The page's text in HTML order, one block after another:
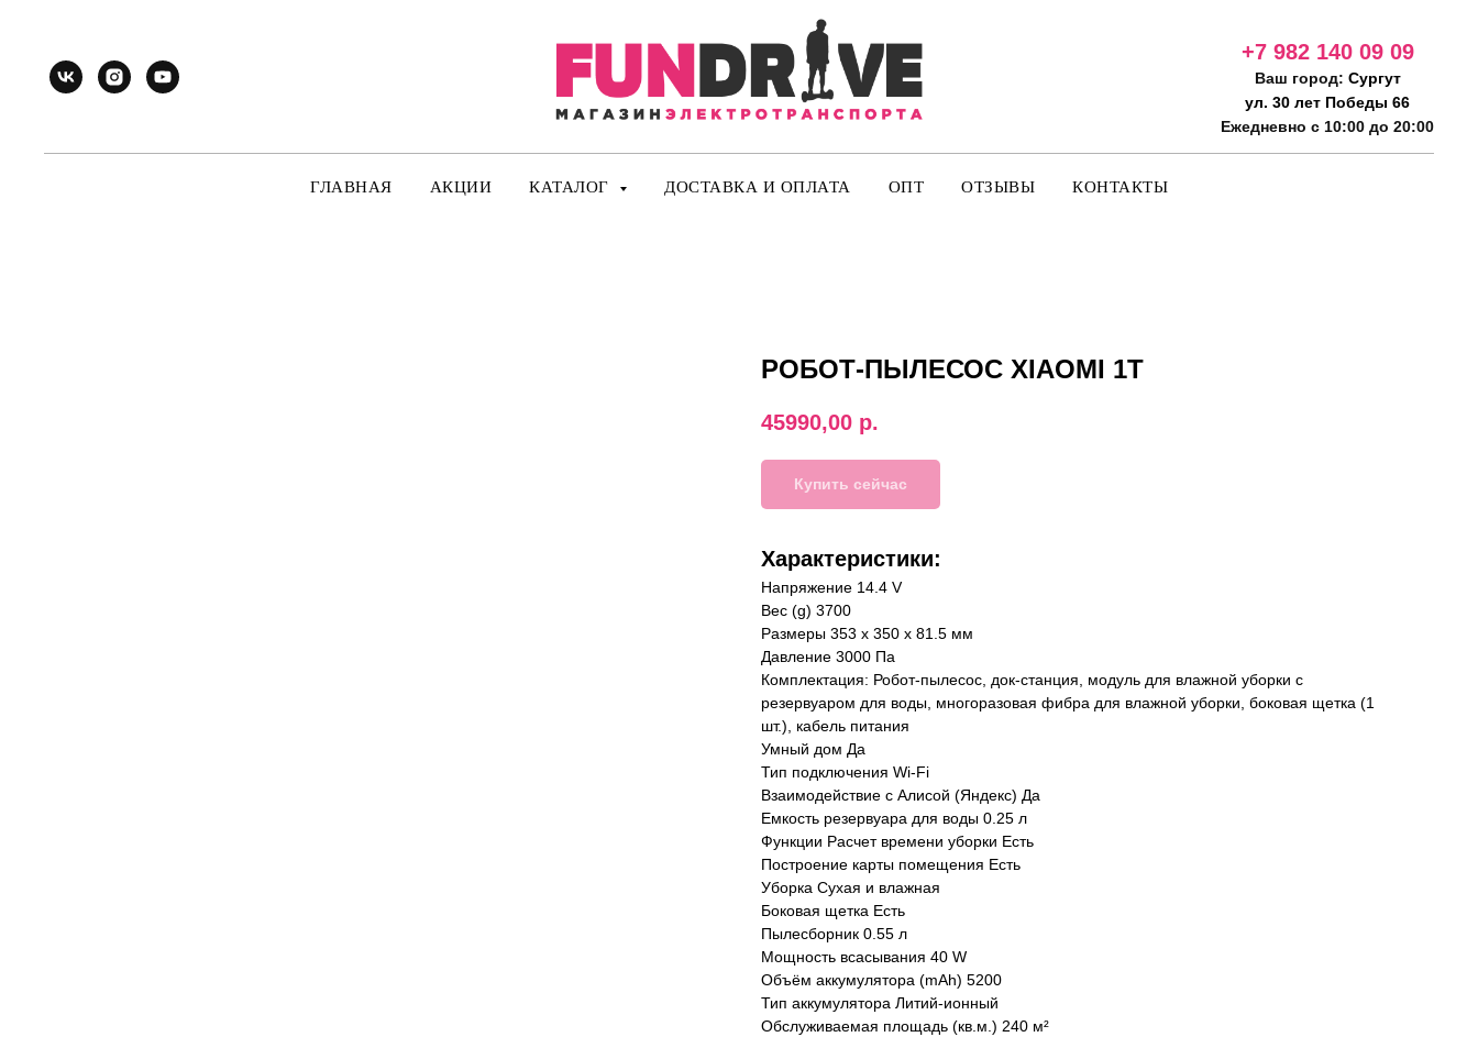
+7 982 140 09 09
Ваш город: Сургут
ул. 30 лет Победы 66
Ежедневно с 10:00 до 20:00
ГЛАВНАЯ АКЦИИ КАТАЛОГ ДОСТАВКА И ОПЛАТА ОПТ ОТЗЫВЫ КОНТАКТЫ
РОБОТ-ПЫЛЕСОС XIAOMI 1T
45990,00 р.
Купить сейчас
Характеристики:
Напряжение 14.4 V
Вес (g) 3700
Размеры 353 х 350 х 81.5 мм
Давление 3000 Па
Комплектация: Робот-пылесос, док-станция, модуль для влажной уборки с
резервуаром для воды, многоразовая фибра для влажной уборки, боковая щетка (1
шт.), кабель питания
Умный дом Да
Тип подключения Wi-Fi
Взаимодействие с Алисой (Яндекс) Да
Емкость резервуара для воды 0.25 л
Функции Расчет времени уборки Есть
Построение карты помещения Есть
Уборка Сухая и влажная
Боковая щетка Есть
Пылесборник 0.55 л
Мощность всасывания 40 W
Объём аккумулятора (mAh) 5200
Тип аккумулятора Литий-ионный
Обслуживаемая площадь (кв.м.) 240 м²